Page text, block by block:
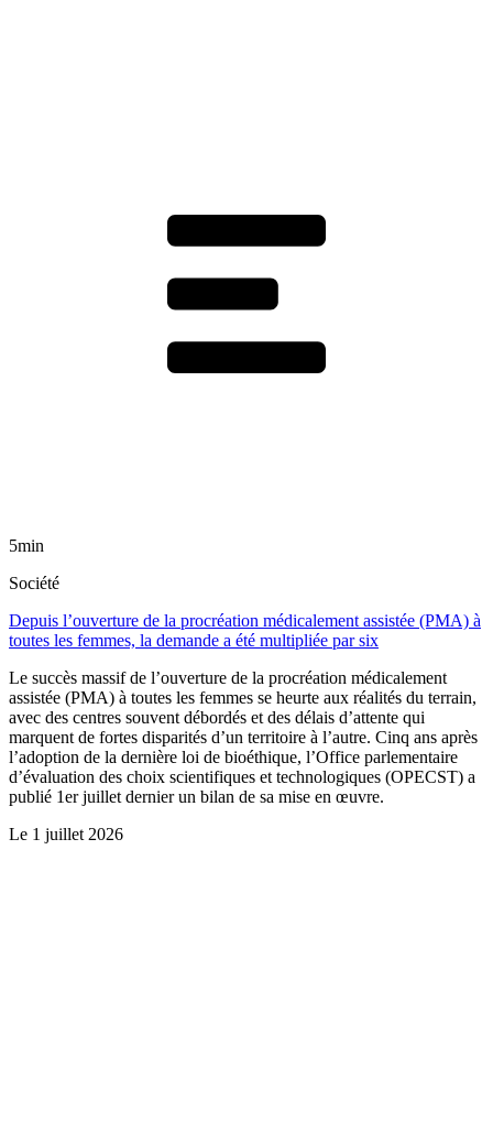
5min
Société
Depuis l’ouverture de la procréation médicalement assistée (PMA) à
toutes les femmes, la demande a été multipliée par six
Le succès massif de l’ouverture de la procréation médicalement
assistée (PMA) à toutes les femmes se heurte aux réalités du terrain,
avec des centres souvent débordés et des délais d’attente qui
marquent de fortes disparités d’un territoire à l’autre. Cinq ans après
l’adoption de la dernière loi de bioéthique, l’Office parlementaire
d’évaluation des choix scientifiques et technologiques (OPECST) a
publié 1er juillet dernier un bilan de sa mise en œuvre.
Le 1 juillet 2026